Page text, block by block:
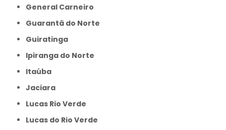
General Carneiro
Guarantã do Norte
Guiratinga
Ipiranga do Norte
Itaúba
Jaciara
Lucas Rio Verde
Lucas do Rio Verde